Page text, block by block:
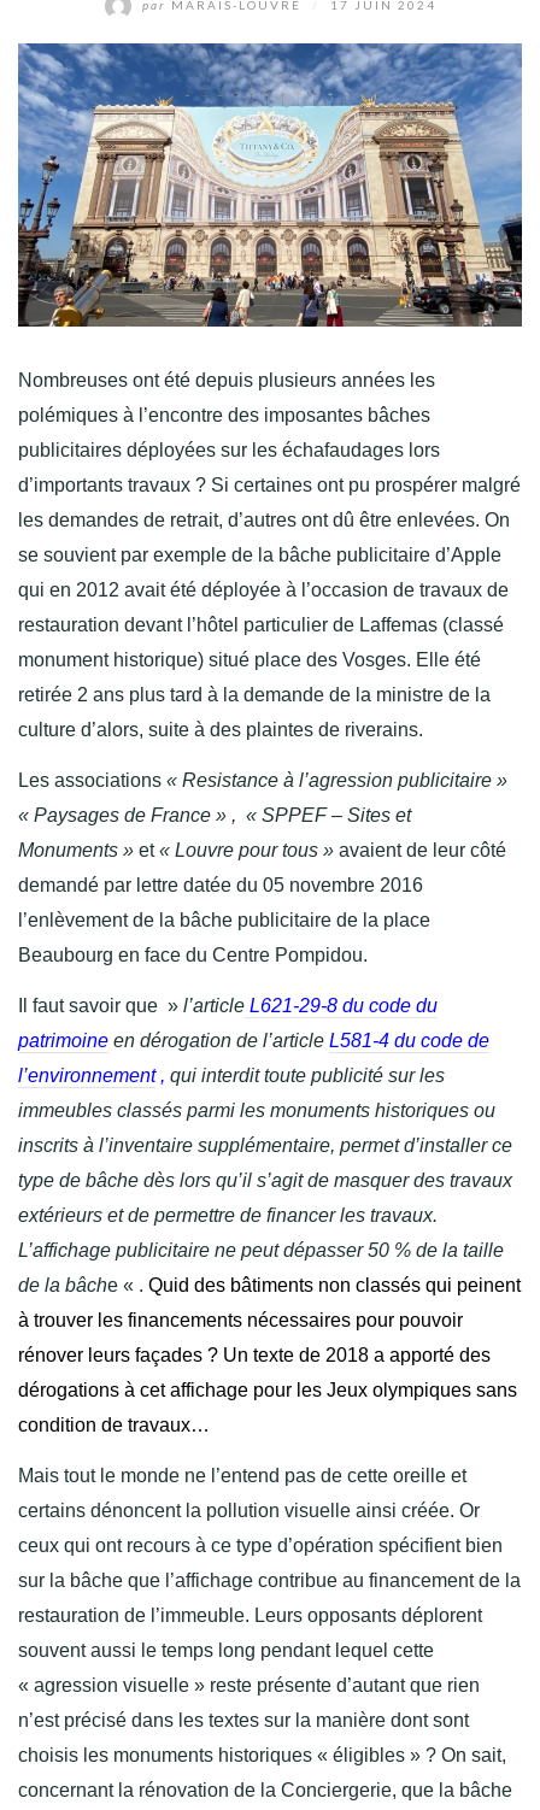
par MARAIS-LOUVRE 17 JUIN 2024
Nombreuses ont été depuis plusieurs années les
polémiques à l’encontre des imposantes bâches
publicitaires déployées sur les échafaudages lors
d’importants travaux ? Si certaines ont pu prospérer malgré
les demandes de retrait, d’autres ont dû être enlevées. On
se souvient par exemple de la bâche publicitaire d’Apple
qui en 2012 avait été déployée à l’occasion de travaux de
restauration devant l’hôtel particulier de Laffemas (classé
monument historique) situé place des Vosges. Elle été
retirée 2 ans plus tard à la demande de la ministre de la
culture d’alors, suite à des plaintes de riverains.
Les associations « Resistance à l’agression publicitaire »
« Paysages de France » , « SPPEF – Sites et
Monuments » et« Louvre pour tous » avaient de leur côté
demandé par lettre datée du 05 novembre 2016
l’enlèvement de la bâche publicitaire de la place
Beaubourg en face du Centre Pompidou.
Il faut savoir que » l’article L621-29-8 du code du
patrimoine en dérogation de l’article L581-4 du code de
l’environnement, qui interdit toute publicité sur les
immeubles classés parmi les monuments historiques ou
inscrits à l’inventaire supplémentaire, permet d’installer ce
type de bâche dès lors qu’il s’agit de masquer des travaux
extérieurs et de permettre de financer les travaux.
L’affichage publicitaire ne peut dépasser 50 % de la taille
de la bâche « . Quid des bâtiments non classés qui peinent
à trouver les financements nécessaires pour pouvoir
rénover leurs façades ? Un texte de 2018 a apporté des
dérogations à cet affichage pour les Jeux olympiques sans
condition de travaux…
Mais tout le monde ne l’entend pas de cette oreille et
certains dénoncent la pollution visuelle ainsi créée. Or
ceux qui ont recours à ce type d’opération spécifient bien
sur la bâche que l’affichage contribue au financement de la
restauration de l’immeuble. Leurs opposants déplorent
souvent aussi le temps long pendant lequel cette
« agression visuelle » reste présente d’autant que rien
n’est précisé dans les textes sur la manière dont sont
choisis les monuments historiques « éligibles » ? On sait,
concernant la rénovation de la Conciergerie, que la bâche